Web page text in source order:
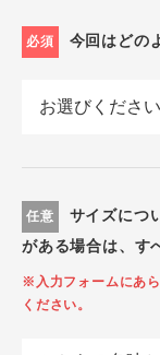
必須 今回はどの
任意
サイズにつ
がある場合は、す
※入力フォームにあ
ください。